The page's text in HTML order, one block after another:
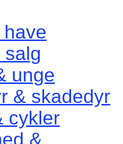
salg
unge
& skadedyr
cykler
&